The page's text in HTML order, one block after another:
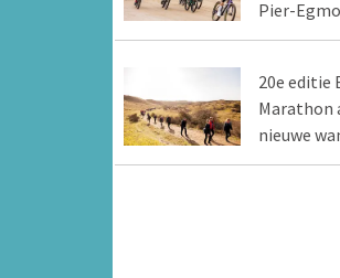
Pier-
20e editie
Marathon
nieuwe